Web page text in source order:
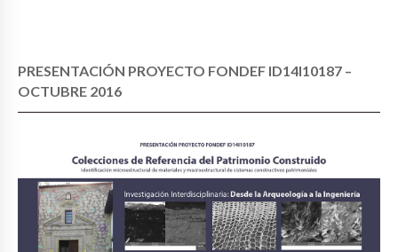
PRESENTACIÓN PROYECTO FONDEF ID14I10187 –
OCTUBRE 2016